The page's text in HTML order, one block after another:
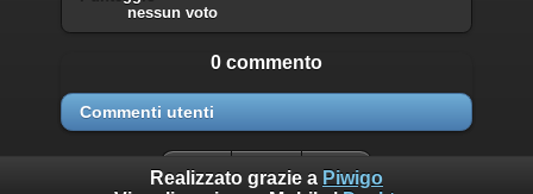
nessun voto
0 commento
Commenti utenti
Realizzato grazie a Piwigo